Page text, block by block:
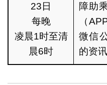
23日
每晚
凌晨1时至清
晨6时
障助
（
微信
的资